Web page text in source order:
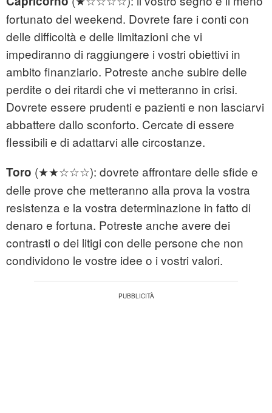
fortunato del weekend. Dovrete fare i conti con
delle difficoltà e delle limitazioni che vi
impediranno di raggiungere i vostri obiettivi in
ambito finanziario. Potreste anche subire delle
perdite o dei ritardi che vi metteranno in crisi.
Dovrete essere prudenti e pazienti e non lasciarvi
abbattere dallo sconforto. Cercate di essere
flessibili e di adattarvi alle circostanze.
Toro (★★☆☆☆): dovrete affrontare delle sfide e
delle prove che metteranno alla prova la vostra
resistenza e la vostra determinazione in fatto di
denaro e fortuna. Potreste anche avere dei
contrasti o dei litigi con delle persone che non
condividono le vostre idee o i vostri valori.